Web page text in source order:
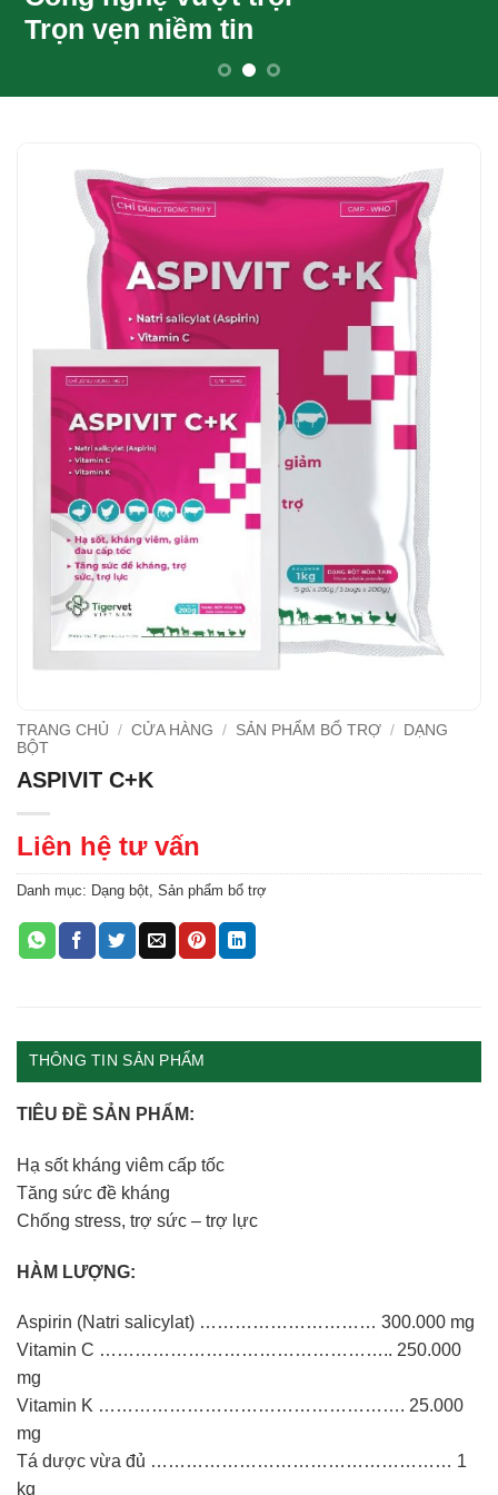
Trọn vẹn niềm tin
TRANG CHỦ / CỬA HÀNG / SẢN PHẨM BỔ TRỢ /
DẠNG
BỘT
ASPIVIT C+K
Liên hệ tư vấn
Danh mục: Dạng bột, Sản phẩm bổ trợ
THÔNG TIN SẢN PHẨM
TIÊU ĐỀ SẢN PHẨM:
Hạ sốt kháng viêm cấp tốc
Tăng sức đề kháng
Chống stress, trợ sức – trợ lực
HÀM LƯỢNG:
Aspirin (Natri salicylat) ………………………… 300.000 mg
Vitamin C ………………………………………….. 250.000
mg
Vitamin K ……………………………………………. 25.000
mg
Tá dược vừa đủ …………………………………………… 1
kg